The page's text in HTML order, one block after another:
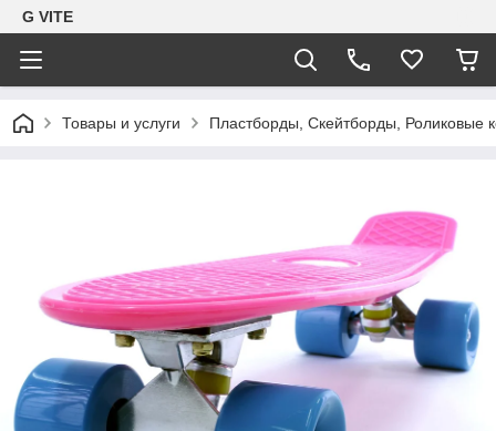
G VITE
Товары и услуги Пластборды, Скейтборды, Роликовые